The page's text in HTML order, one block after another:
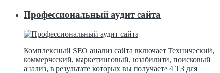
Профессиональный аудит сайта
Комплексный SEO анализ сайта включает Технический,
коммерческий, маркетинговый, юзабилити, поисковый
анализ, в результате которых вы получаете 4 ТЗ для